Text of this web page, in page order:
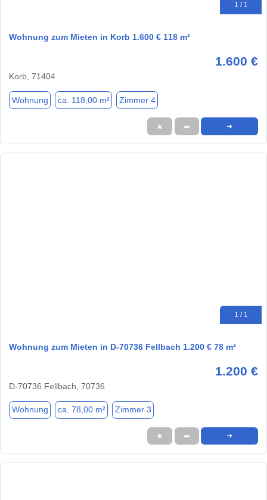
1 / 1
Wohnung zum Mieten in Korb 1.600 € 118 m²
1.600 €
Korb, 71404
Wohnung ca. 118,00 m² Zimmer 4
★ ➦ ➜
1 / 1
Wohnung zum Mieten in D-70736 Fellbach 1.200 € 78 m²
1.200 €
D-70736 Fellbach, 70736
Wohnung ca. 78,00 m² Zimmer 3
★ ➦ ➜